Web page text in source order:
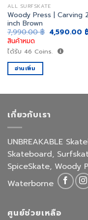
ALL SURFSKATE
Woody Press | Carving
inch Brown
7,990.00฿ Original
price
7,990.00 ฿.
4,590.00
สินค้าหมด
ได้รับ 46 Coins.
อ่านเพิ่ม
฿.
เกี่ยวกับเรา
UNBREAKABLE
Skateboard,
SpiceSkate, Woody
Waterborne
ศูนย์ช่วยเหลือ